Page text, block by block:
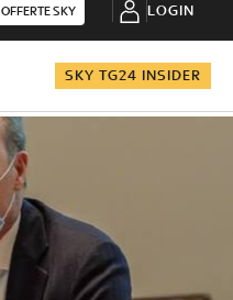
OFFERTE SKY LOGIN
SKY TG24 INSIDER